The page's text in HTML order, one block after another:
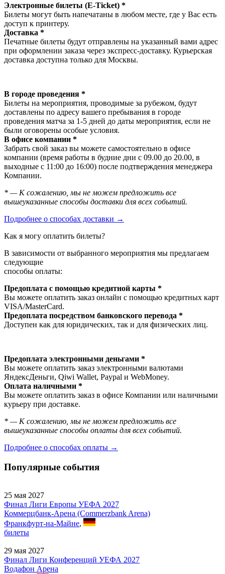
Электронные билеты (E-Ticket) *
Билеты могут быть напечатаны в любом месте, где у Вас есть
доступ к принтеру.
Доставка *
Печатные билеты будут отправлены на указанный вами адрес
при оформлении заказа через экспресс-доставку. Курьерская
доставка доступна только для Москвы.
В городе проведения *
Билеты на мероприятия, проводимые за рубежом, будут
доставлены по адресу вашего пребывания в городе
проведения матча за 1-5 дней до даты мероприятия, если не
были оговорены особые условия.
В офисе компании *
Забрать свой заказ вы можете самостоятельно в офисе
компании (время работы в будние дни с 09.00 до 20.00, в
выходные с 11:00 до 16:00) после подтверждения менеджера
Компании.
* — К сожалению, мы не можем предложить все
вышеуказанные способы доставки для всех событий.
Подробнее о способах доставки →
Как я могу оплатить билеты?
В зависимости от выбранного мероприятия мы предлагаем
следующие
способы оплаты:
Предоплата с помощью кредитной карты *
Вы можете оплатить заказ онлайн с помощью кредитных карт
VISA/MasterСard.
Предоплата посредством банковского перевода *
Доступен как для юридических, так и для физических лиц.
Предоплата электронными деньгами *
Вы можете оплатить заказ электронными валютами
ЯндексДеньги, Qiwi Wallet, Paypal и WebMoney.
Оплата наличными *
Вы можете оплатить заказ в офисе Компании или наличными
курьеру при доставке.
* — К сожалению, мы не можем предложить все
вышеуказанные способы оплаты для всех событий.
Подробнее о способах оплаты →
Популярные события
25 мая 2027
Финал Лиги Европы УЕФА 2027
Коммерцбанк-Арена (Commerzbank Arena)
Франкфурт-на-Майне,
билеты
29 мая 2027
Финал Лиги Конференций УЕФА 2027
Водафон Арена